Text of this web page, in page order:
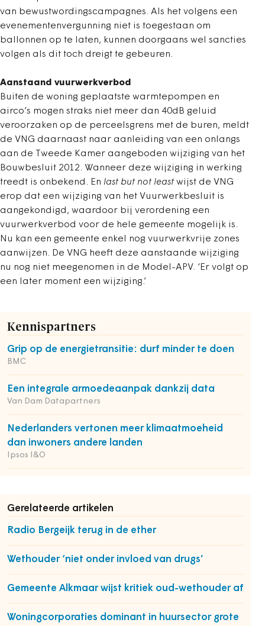
van bewustwordingscampagnes. Als het volgens een
evenementenvergunning niet is toegestaan om
ballonnen op te laten, kunnen doorgaans wel sancties
volgen als dit toch dreigt te gebeuren.
Aanstaand vuurwerkverbod
Buiten de woning geplaatste warmtepompen en
airco’s mogen straks niet meer dan 40dB geluid
veroorzaken op de perceelsgrens met de buren, meldt
de VNG daarnaast naar aanleiding van een onlangs
aan de Tweede Kamer aangeboden wijziging van het
Bouwbesluit 2012. Wanneer deze wijziging in werking
treedt is onbekend. En last but not least wijst de VNG
erop dat een wijziging van het Vuurwerkbesluit is
aangekondigd, waardoor bij verordening een
vuurwerkverbod voor de hele gemeente mogelijk is.
Nu kan een gemeente enkel nog vuurwerkvrije zones
aanwijzen. De VNG heeft deze aanstaande wijziging
nu nog niet meegenomen in de Model-APV. ‘Er volgt op
een later moment een wijziging.’
Kennispartners
Grip op de energietransitie: durf minder te doen
BMC
Een integrale armoedeaanpak dankzij data
Van Dam Datapartners
Nederlanders vertonen meer klimaatmoeheid
dan inwoners andere landen
Ipsos I&O
Gerelateerde artikelen
Radio Bergeijk terug in de ether
Wethouder ‘niet onder invloed van drugs’
Gemeente Alkmaar wijst kritiek oud-wethouder af
Woningcorporaties dominant in huursector grote